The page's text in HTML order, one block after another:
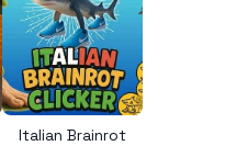
Italian Brainrot